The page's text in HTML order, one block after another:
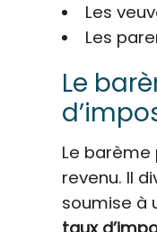
Les
Les
Le
Le barème
revenu. Il
soumise à